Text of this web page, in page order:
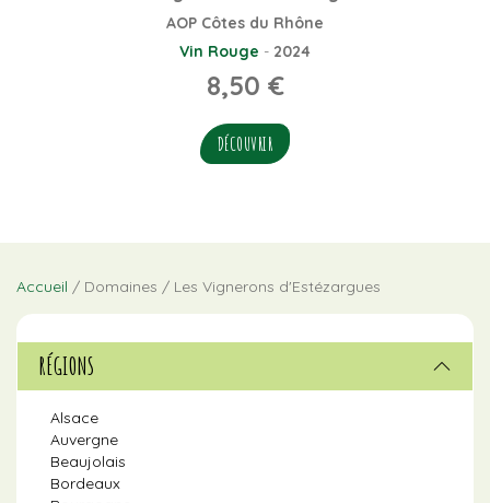
AOP Côtes du Rhône
Vin Rouge - 2024
8,50 €
DÉCOUVRIR
Accueil / Domaines / Les Vignerons d'Estézargues
RÉGIONS
Alsace
Auvergne
Beaujolais
Bordeaux